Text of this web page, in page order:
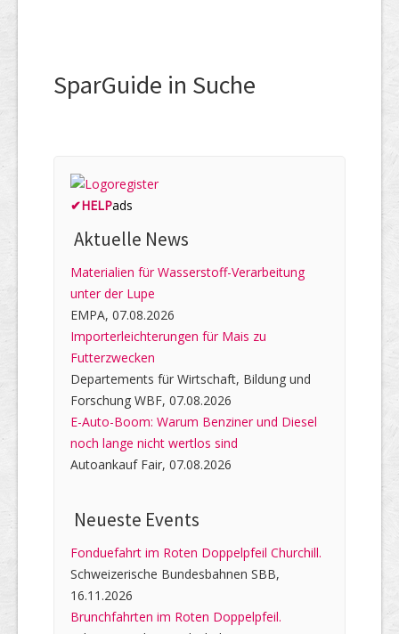
SparGuide in Suche
✔HELPads
Aktuelle News
Materialien für Wasserstoff-Verarbeitung
unter der Lupe
EMPA, 07.08.2026
Importerleichterungen für Mais zu
Futterzwecken
Departements für Wirtschaft, Bildung und
Forschung WBF, 07.08.2026
E-Auto-Boom: Warum Benziner und Diesel
noch lange nicht wertlos sind
Autoankauf Fair, 07.08.2026
Neueste Events
Fonduefahrt im Roten Doppelpfeil Churchill.
Schweizerische Bundesbahnen SBB,
16.11.2026
Brunchfahrten im Roten Doppelpfeil.